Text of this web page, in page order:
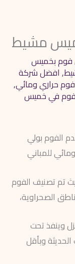
مشيط
فوم بخميس
, افضل شركة
حراري ومائي,
في خميس
الفوم بولي
للمباني
تم تصنيف الفوم
الصحراوية،
وينفذ تحت
وبأقل